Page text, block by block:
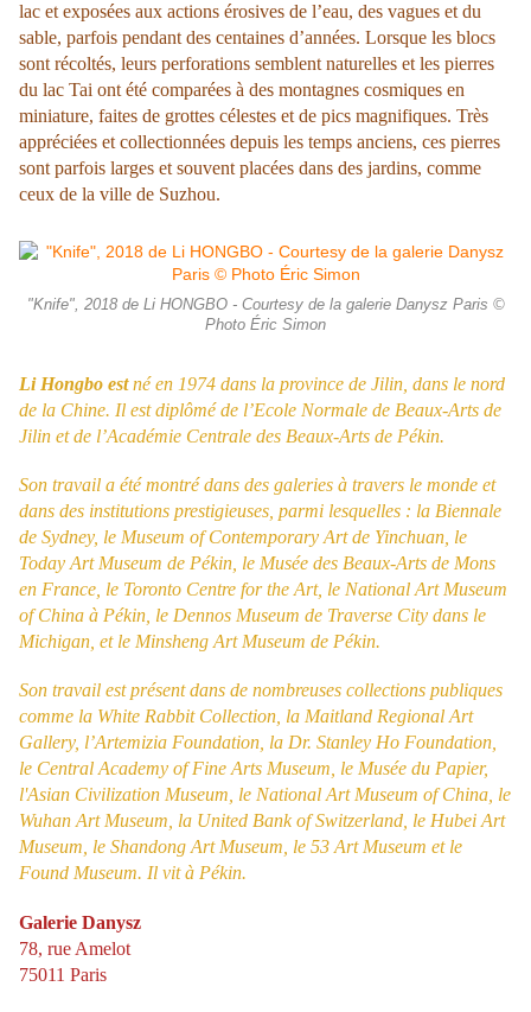
lac et exposées aux actions érosives de l’eau, des vagues et du
sable, parfois pendant des centaines d’années. Lorsque les blocs
sont récoltés, leurs perforations semblent naturelles et les pierres
du lac Tai ont été comparées à des montagnes cosmiques en
miniature, faites de grottes célestes et de pics magnifiques. Très
appréciées et collectionnées depuis les temps anciens, ces pierres
sont parfois larges et souvent placées dans des jardins, comme
ceux de la ville de Suzhou.
"Knife", 2018 de Li HONGBO - Courtesy de la galerie Danysz Paris ©
Photo Éric Simon
Li Hongbo estné en 1974 dans la province de Jilin, dans le nord
de la Chine. Il est diplômé de l’Ecole Normale de Beaux-Arts de
Jilin et de l’Académie Centrale des Beaux-Arts de Pékin.
Son travail a été montré dans des galeries à travers le monde et
dans des institutions prestigieuses, parmi lesquelles : la Biennale
de Sydney, le Museum of Contemporary Art de Yinchuan, le
Today Art Museum de Pékin, le Musée des Beaux-Arts de Mons
en France, le Toronto Centre for the Art, le National Art Museum
of China à Pékin, le Dennos Museum de Traverse City dans le
Michigan, et le Minsheng Art Museum de Pékin.
Son travail est présent dans de nombreuses collections publiques
comme la White Rabbit Collection, la Maitland Regional Art
Gallery, l’Artemizia Foundation, la Dr. Stanley Ho Foundation,
le Central Academy of Fine Arts Museum, le Musée du Papier,
l'Asian Civilization Museum, le National Art Museum of China, le
Wuhan Art Museum, la United Bank of Switzerland, le Hubei Art
Museum, le Shandong Art Museum, le 53 Art Museum et le
Found Museum. Il vit à Pékin.
Galerie Danysz
78, rue Amelot
75011 Paris